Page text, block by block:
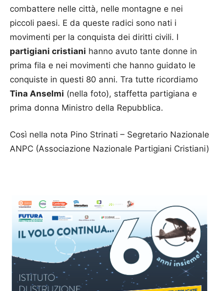
combattere nelle città, nelle montagne e nei
piccoli paesi. E da queste radici sono nati i
movimenti per la conquista dei diritti civili. I
partigiani cristiani hanno avuto tante donne in
prima fila e nei movimenti che hanno guidato le
conquiste in questi 80 anni. Tra tutte ricordiamo
Tina Anselmi (nella foto), staffetta partigiana e
prima donna Ministro della Repubblica.
Così nella nota Pino Strinati – Segretario Nazionale
ANPC (Associazione Nazionale Partigiani Cristiani)